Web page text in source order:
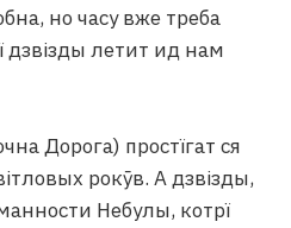
но часу вже треба
дзвізды летит ид нам
Дорога) простїгат ся
рокӯв. А дзвізды,
Небулы, котрї